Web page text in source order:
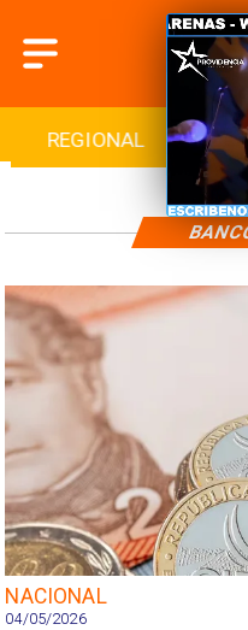
REGIONAL
NACIONAL
04/05/2026